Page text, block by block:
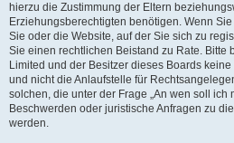
hierzu die Zustimmung der Eltern
Erziehungsberechtigten benötigen. Wenn
Sie oder die Website, auf der Sie sich zu
Sie einen rechtlichen Beistand zu Rate. Bitte
Limited und der Besitzer dieses Boards
und nicht die Anlaufstelle für
solchen, die unter der Frage „An wen soll ich
Beschwerden oder juristische Anfragen zu
werden.